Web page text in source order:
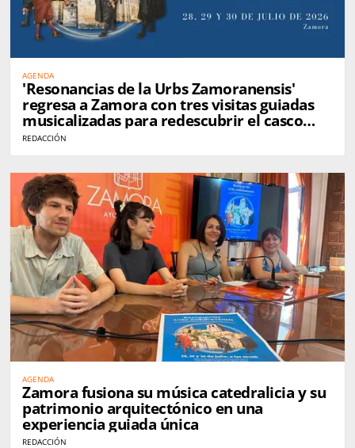
AGENDA
'Resonancias de la Urbs Zamoranensis'
regresa a Zamora con tres visitas guiadas
musicalizadas para redescubrir el casco
histórico
REDACCIÓN
AGENDA
Zamora fusiona su música catedralicia y su
patrimonio arquitectónico en una
experiencia guiada única
REDACCIÓN